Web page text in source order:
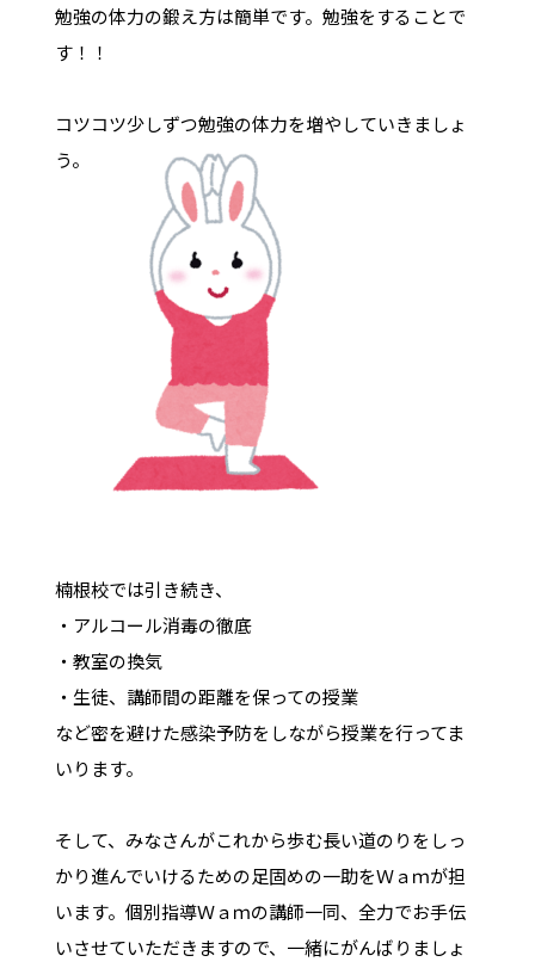
勉強の体力の鍛え方は簡単です。勉強をすることで
す！！
コツコツ少しずつ勉強の体力を増やしていきましょ
う。
楠根校では引き続き、
・アルコール消毒の徹底
・教室の換気
・生徒、講師間の距離を保っての授業
など密を避けた感染予防をしながら授業を行ってま
いります。
そして、みなさんがこれから歩む長い道のりをしっ
かり進んでいけるための足固めの一助をＷａｍが担
います。個別指導Ｗａｍの講師一同、全力でお手伝
いさせていただきますので、一緒にがんばりましょ